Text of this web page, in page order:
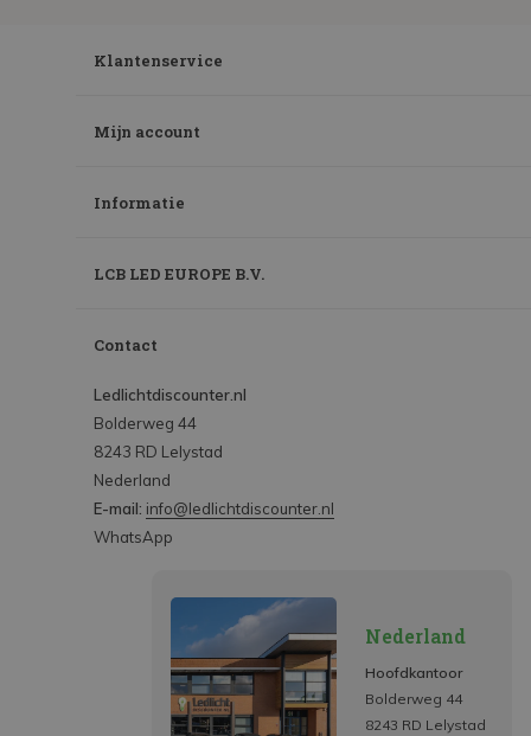
Klantenservice
Mijn account
Informatie
LCB LED EUROPE B.V.
Contact
Ledlichtdiscounter.nl
Bolderweg 44
8243 RD Lelystad
Nederland
E-mail: info@ledlichtdiscounter.nl
WhatsApp
Nederland
Hoofdkantoor
Bolderweg 44
8243 RD Lelystad